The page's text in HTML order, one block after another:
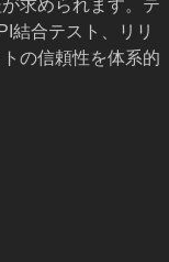
求められます。テ
結合テスト、リリ
の信頼性を体系的